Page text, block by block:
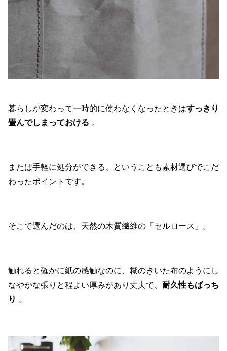
暮らしが変わって一時的に使わなくなったときはすっきり
畳んでしまっておける 。
または手軽に処分ができる、ということも素材選びでこだ
わったポイントです。
そこで選んだのは、天然の木質繊維の「セルロース」。
触れると確かに紙の感触なのに、糊のきいた布のようにし
なやかな張りと程よい厚みがあり丈夫で、 耐久性もばっち
り 。